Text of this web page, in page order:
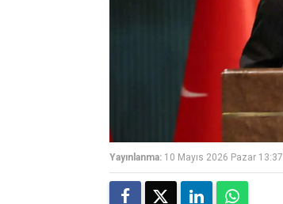
Yayınlanma: 10 Mayıs 2026 Pazar 13:37